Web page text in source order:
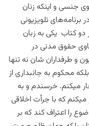
جنسی و اینکه زنان
تلویزیونی
کتاب یکی به زبان
حقوق مدنی در
و طرفداران شان نه تنها
محکوم به جانبداری از
میکنم. خرسندم و به
که با جرأت اخلاقی
را اعتراف کند که بر